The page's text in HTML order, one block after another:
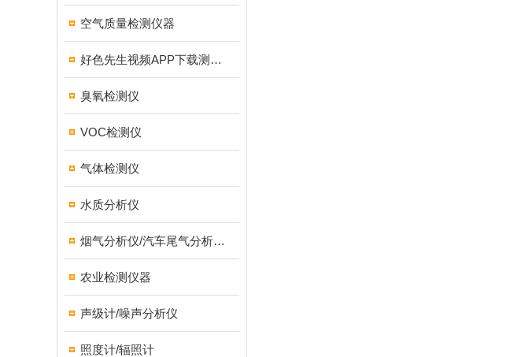
空气质量检测仪器
好色先生视频APP下载测试仪
臭氧检测仪
VOC检测仪
气体检测仪
水质分析仪
烟气分析仪/汽车尾气分析仪/转速表/汽车维修检测设备
农业检测仪器
声级计/噪声分析仪
照度计/辐照计